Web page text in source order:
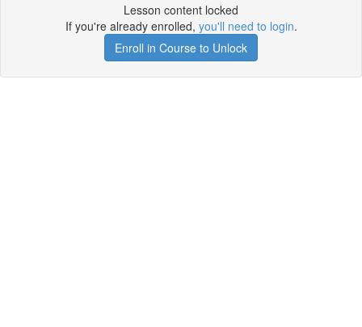
Lesson content locked
If you're already enrolled, you'll need to login.
Enroll in Course to Unlock